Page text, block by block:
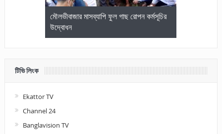
মৌলভীবাজার মাসব্যাপি ফুল গাছ রোপন কর্মসূচির
উদ্বোধন
টিভি লিংক
Ekattor TV
Channel 24
Banglavision TV